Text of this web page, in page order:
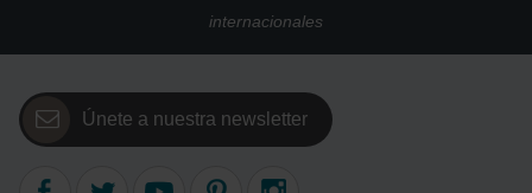
internacionales
Únete a nuestra newsletter